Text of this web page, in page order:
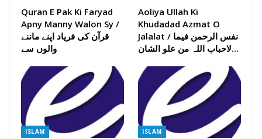
Quran E Pak Ki Faryad
Apny Manny Walon Sy /
قرآن کی فریاد اپنے ماننے
والوں سے
Aoliya Ullah Ki
Khudadad Azmat O
Jalalat / نفس الرحمن فیما
لاحباب اللہ من علو الشان…
ISLAM ISLAM